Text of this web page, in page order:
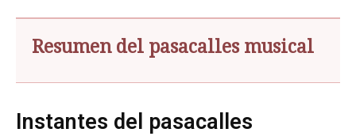
Resumen del pasacalles musical
Instantes del pasacalles